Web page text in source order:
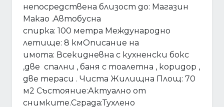
непосредствена близост до: Магазин
Макао .Автобусна
спирка: 100 метра Международно
летище: 8 кмОписание на
имота: Всекидневна с кухненски бокс
,две спални , баня с тоалетна , коридор ,
две тераси . Чиста Жилищна Площ: 70
м2 Състояние:Актуално от
снимките.Сграда:Тухлено